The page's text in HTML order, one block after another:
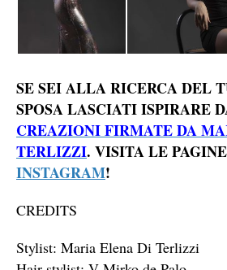
SE SEI ALLA RICERCA DEL
SPOSA LASCIATI ISPIRARE
CREAZIONI FIRMATE DA
TERLIZZI. VISITA LE PAGINE
INSTAGRAM!
CREDITS
Stylist: Maria Elena Di Terlizzi